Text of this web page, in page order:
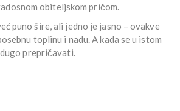
obiteljskom pričom.
puno šire, ali jedno je jasno – ovakve
toplinu i nadu. A kada se u istom
prepričavati.